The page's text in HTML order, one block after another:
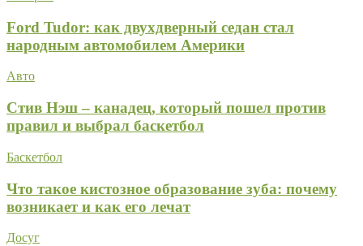
Ford Tudor: как двухдверный седан стал
народным автомобилем Америки
Авто
Стив Нэш – канадец, который пошел против
правил и выбрал баскетбол
Баскетбол
Что такое кистозное образование зуба: почему
возникает и как его лечат
Досуг